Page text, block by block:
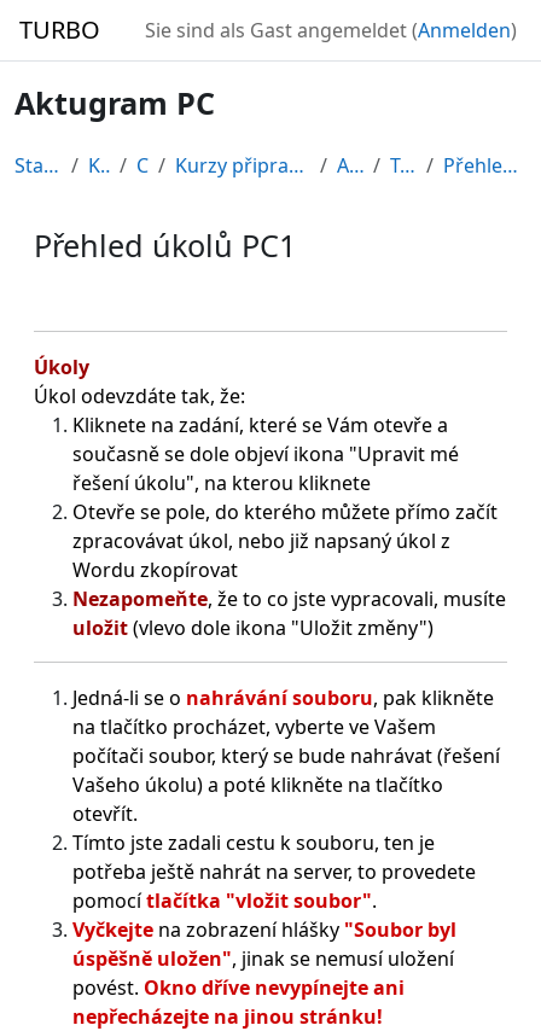
TURBO Sie sind als Gast angemeldet (Anmelden)
Aktugram PC
Startseite Kurse CDV Kurzy připravené v rámci ESF AKT-PC Topic 1 Přehled úkolů PC1
Přehled úkolů PC1
Úkoly
Úkol odevzdáte tak, že:
Kliknete na zadání, které se Vám otevře a
současně se dole objeví ikona "Upravit mé
řešení úkolu", na kterou kliknete
Otevře se pole, do kterého můžete přímo začít
zpracovávat úkol, nebo již napsaný úkol z
Wordu zkopírovat
Nezapomeňte, že to co jste vypracovali, musíte
uložit(vlevo dole ikona "Uložit změny")
Jedná-li se o nahrávání souboru, pak klikněte
na tlačítko procházet, vyberte ve Vašem
počítači soubor, který se bude nahrávat (řešení
Vašeho úkolu) a poté klikněte na tlačítko
otevřít.
Tímto jste zadali cestu k souboru, ten je
potřeba ještě nahrát na server, to provedete
pomocítlačítka "vložit soubor".
Vyčkejte na zobrazení hlášky "Soubor byl
úspěšně uložen", jinak se nemusí uložení
povést. Okno dříve nevypínejte ani
nepřecházejte na jinou stránku!